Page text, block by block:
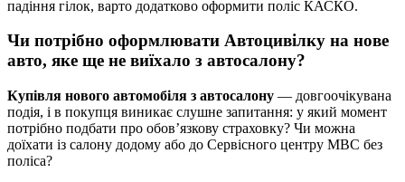
падіння гілок, варто додатково оформити поліс КАСКО.
Чи потрібно оформлювати Автоцивілку на нове
авто, яке ще не виїхало з автосалону?
Купівля нового автомобіля з автосалону — довгоочікувана
подія, і в покупця виникає слушне запитання: у який момент
потрібно подбати про обов’язкову страховку? Чи можна
доїхати із салону додому або до Сервісного центру МВС без
поліса?